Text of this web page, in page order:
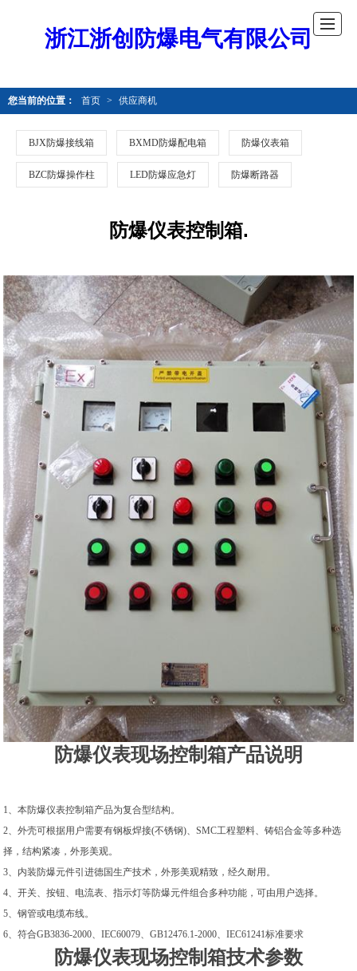
浙江浙创防爆电气有限公司
您当前的位置： 首页 > 供应商机
BJX防爆接线箱 BXMD防爆配电箱 防爆仪表箱
BZC防爆操作柱 LED防爆应急灯 防爆断路器
防爆仪表控制箱.
防爆仪表现场控制箱产品说明
1、本防爆仪表控制箱产品为复合型结构。
2、外壳可根据用户需要有钢板焊接(不锈钢)、SMC工程塑料、铸铝合金等多种选
择，结构紧凑，外形美观。
3、内装防爆元件引进德国生产技术，外形美观精致，经久耐用。
4、开关、按钮、电流表、指示灯等防爆元件组合多种功能，可由用户选择。
5、钢管或电缆布线。
6、符合GB3836-2000、IEC60079、GB12476.1-2000、IEC61241标准要求
防爆仪表现场控制箱技术参数